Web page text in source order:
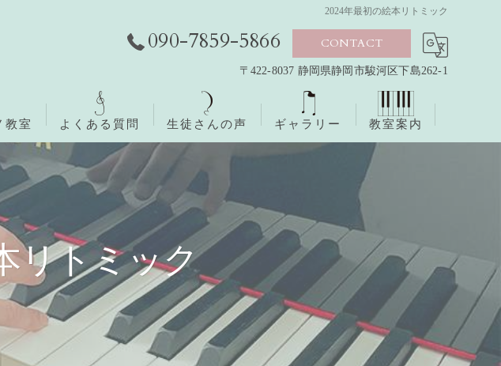
2024年最初の絵本リトミック
090-7859-5866 CONTACT
〒422-8037 静岡県静岡市駿河区下島262-1
教室 よくある質問 生徒さんの声 ギャラリー 教室案内
リトミック